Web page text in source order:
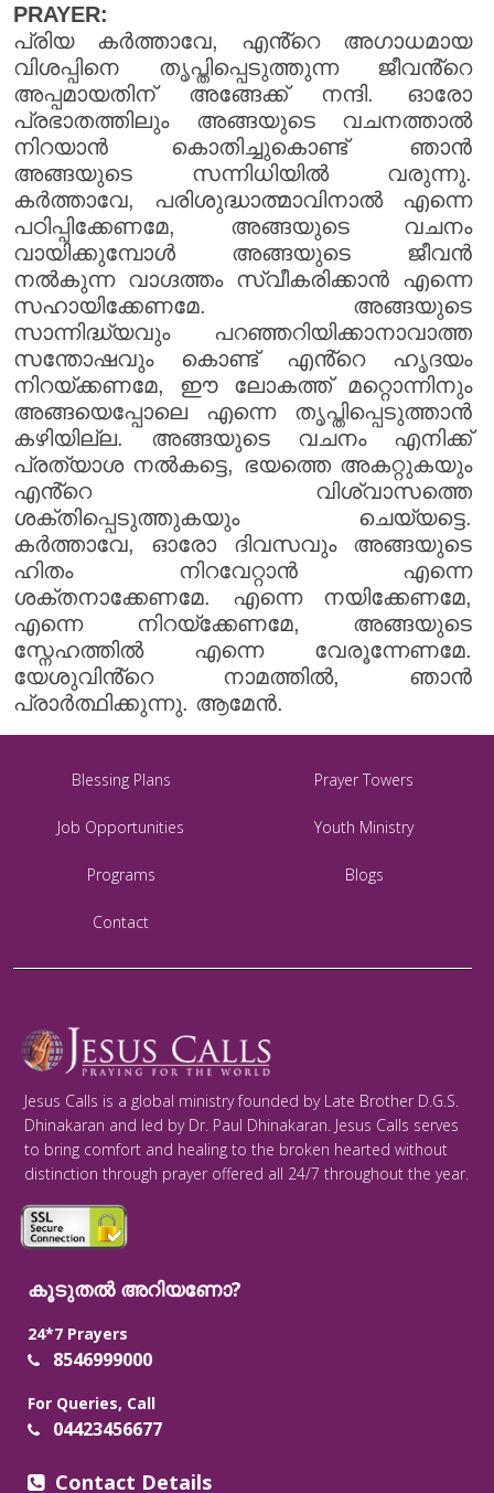
PRAYER:
പ്രിയ കർത്താവേ, എൻ്റെ അഗാധമായ
വിശപ്പിനെ തൃപ്തിപ്പെടുത്തുന്ന ജീവൻ്റെ
അപ്പമായതിന് അങ്ങേക്ക് നന്ദി. ഓരോ
പ്രഭാതത്തിലും അങ്ങയുടെ വചനത്താൽ
നിറയാൻ കൊതിച്ചുകൊണ്ട് ഞാൻ
അങ്ങയുടെ സന്നിധിയിൽ വരുന്നു.
കർത്താവേ, പരിശുദ്ധാത്മാവിനാൽ എന്നെ
പഠിപ്പിക്കേണമേ, അങ്ങയുടെ വചനം
വായിക്കുമ്പോൾ അങ്ങയുടെ ജീവൻ
നൽകുന്ന വാഗ്ദത്തം സ്വീകരിക്കാൻ എന്നെ
സഹായിക്കേണമേ. അങ്ങയുടെ
സാന്നിദ്ധ്യവും പറഞ്ഞറിയിക്കാനാവാത്ത
സന്തോഷവും കൊണ്ട് എൻ്റെ ഹൃദയം
നിറയ്ക്കണമേ, ഈ ലോകത്ത് മറ്റൊന്നിനും
അങ്ങയെപ്പോലെ എന്നെ തൃപ്തിപ്പെടുത്താൻ
കഴിയില്ല. അങ്ങയുടെ വചനം എനിക്ക്
പ്രത്യാശ നൽകട്ടെ, ഭയത്തെ അകറ്റുകയും
എൻ്റെ വിശ്വാസത്തെ
ശക്തിപ്പെടുത്തുകയും ചെയ്യട്ടെ.
കർത്താവേ, ഓരോ ദിവസവും അങ്ങയുടെ
ഹിതം നിറവേറ്റാൻ എന്നെ
ശക്തനാക്കേണമേ. എന്നെ നയിക്കേണമേ,
എന്നെ നിറയ്‌ക്കേണമേ, അങ്ങയുടെ
സ്നേഹത്തിൽ എന്നെ വേരൂന്നേണമേ.
യേശുവിൻ്റെ നാമത്തിൽ, ഞാൻ
പ്രാർത്ഥിക്കുന്നു. ആമേൻ.
Blessing Plans Prayer Towers
Job Opportunities Youth Ministry
Programs Blogs
Contact
Jesus Calls is a global ministry founded by Late Brother D.G.S.
Dhinakaran and led by Dr. Paul Dhinakaran. Jesus Calls serves
to bring comfort and healing to the broken hearted without
distinction through prayer offered all 24/7 throughout the year.
കൂടുതൽ അറിയണോ?
24*7 Prayers
8546999000
For Queries, Call
04423456677
Contact Details